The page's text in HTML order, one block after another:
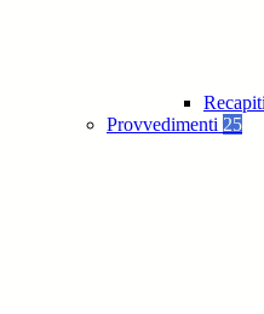
Provvedimenti 25